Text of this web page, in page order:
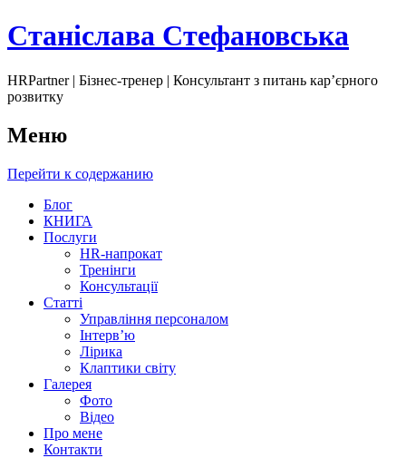
Станіслава Стефановська
HRPartner | Бізнес-тренер | Консультант з питань карʼєрного
розвитку
Меню
Перейти к содержанию
Блог
КНИГА
Послуги
HR-напрокат
Тренінги
Консультації
Статті
Управління персоналом
Інтервʼю
Лірика
Клаптики світу
Галерея
Фото
Відео
Про мене
Контакти